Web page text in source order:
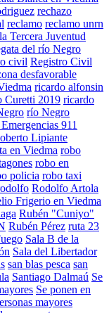
rechazo
reclamo reclamo unrn
Tercera Juventud
del río Negro
civil Registro Civil
desfavorable
ricardo alfonsin
Curetti 2019 ricardo
río Negro
911
Lipiante
en Viedma robo
robo en
policia robo taxi
Rodolfo Artola
Frigerio en Viedma
Rubén "Cuniyo"
Rubén Pérez ruta 23
Sala B de la
Sala del Libertador
san blas pesca san
Santiago Dalmaú Se
Se ponen en
mayores